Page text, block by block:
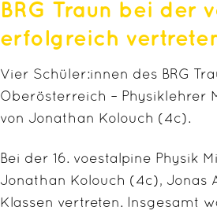
BRG Traun bei der
erfolgreich
Vier Schüler:innen des BRG
Oberösterreich – Physiklehrer
von Jonathan Kolouch (4c).
Bei der 16. voestalpine Physik
Jonathan Kolouch (4c), Jonas
Klassen vertreten. Insgesamt